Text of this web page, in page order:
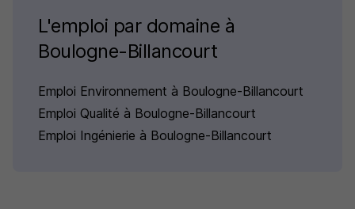
L'emploi par domaine à
Boulogne-Billancourt
Emploi Environnement à Boulogne-Billancourt
Emploi Qualité à Boulogne-Billancourt
Emploi Ingénierie à Boulogne-Billancourt